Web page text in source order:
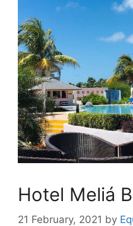
Hotel Meliá
21 February, 2021 by